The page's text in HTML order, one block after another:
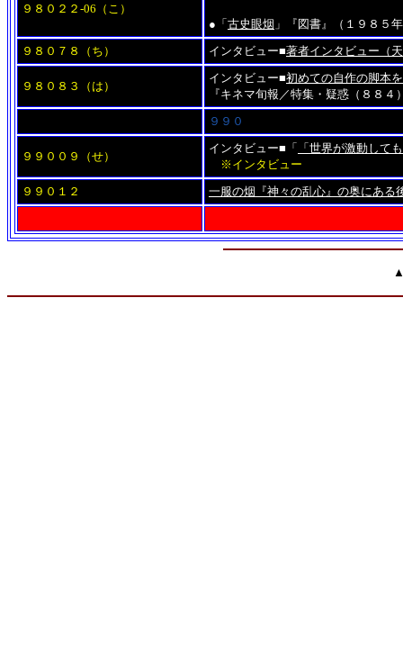
９８０２２-06 （こ）
●「 古史眼烟 」『図書』（１９８５
９８０７８（ち）
インタビュー■著者インタビュー（
９８０８３（は）
インタビュー■初めての自作の脚本
『キネマ旬報／特集・疑惑（８８
９９０
９９００９（せ）
インタビュー■「
「世界が激動して
※インタビュー
９９０１２
一服の烟『神々の乱心』の奥にある